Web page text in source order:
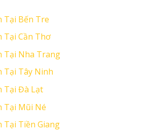
Tại Bến Tre
Tại Cần Thơ
Tại Nha Trang
Tại Tây Ninh
Tại Đà Lạt
Tại Mũi Né
Tại Tiền Giang